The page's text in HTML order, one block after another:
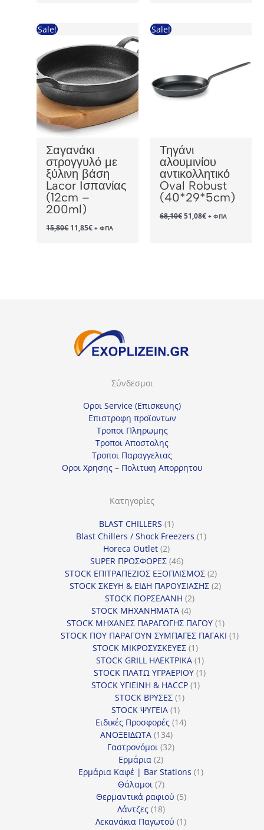
Sale!
Σαγανάκι
στρογγυλό με
ξύλινη βάση
Lacor Ισπανίας
(12cm –
200ml)
15,80€ Original
price
11,85€Η+ ΦΠΑ
Sale!
Τηγάνι
αλουμινίου
αντικολλητικό
Oval Robust
(40*29*5cm)
68,10€Original
price
51,08€Η+ ΦΠΑ
Σύνδεσμοι
Οροι Service (Επισκευης)
Επιστροφη προϊοντων
Τροποι Πληρωμης
Τροποι Αποστολης
Τροποι Παραγγελιας
Οροι Χρησης – Πολιτικη Απορρητου
Κατηγορίες
BLAST CHILLERS 11
προϊόν
Blast Chillers / Shock Freezers 11
Horeca Outlet 22
προϊόντα
SUPER ΠΡΟΣΦΟΡΕΣ 4646
προϊόντα
STOCK ΕΠΙΤΡΑΠΕΖΙΟΣ ΕΞΟΠΛΙΣΜΟΣ 22
προϊόντα
STOCK ΣΚΕΥΗ & ΕΙΔΗ ΠΑΡΟΥΣΙΑΣΗΣ 22
STOCK ΠΟΡΣΕΛΑΝΗ 22
STOCK ΜΗΧΑΝΗΜΑΤΑ 44
προϊόντα
STOCK ΜΗΧΑΝΕΣ ΠΑΡΑΓΩΓΗΣ ΠΑΓΟΥ 11
προϊόν
STOCK ΠΟΥ ΠΑΡΑΓΟΥΝ ΣΥΜΠΑΓΕΣ ΠΑΓΑΚΙ 11
STOCK ΜΙΚΡΟΣΥΣΚΕΥΕΣ 11
προϊόν
STOCK GRILL ΗΛΕΚΤΡΙΚΑ 11
προϊόν
STOCK ΠΛΑΤΩ ΥΓΡΑΕΡΙΟΥ 11
STOCK ΥΓΙΕΙΝΗ & HACCP 11
STOCK ΒΡΥΣΕΣ 11
STOCK ΨΥΓΕΙΑ 11
προϊόν
Ειδικές Προσφορές 1414
ΑΝΟΞΕΙΔΩΤΑ 134134
προϊόντα
Γαστρονόμοι 3232
Ερμάρια 22
προϊόντα
Ερμάρια Καφέ | Bar Stations 11
Θάλαμοι 77
προϊόντα
Θερμαντικά ραφιού 55
Λάντζες 1818
προϊόντα
Λεκανάκια Παγωτού 11